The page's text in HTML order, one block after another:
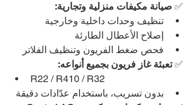
✅ صيانة مكيفات منزلية وتجارية:
تنظيف وحدات داخلية وخارجية
إصلاح الأعطال الطارئة
فحص ضغط الفريون وتنظيف الفلاتر
✅ تعبئة غاز فريون بجميع أنواعه:
R22 / R410 / R32
بدون تسريب، باستخدام عدّادات دقيقة